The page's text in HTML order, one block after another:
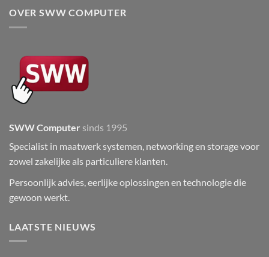
OVER SWW COMPUTER
SWW Computer sinds 1995
Specialist in maatwerk systemen, networking en storage voor
zowel zakelijke als particuliere klanten.
Persoonlijk advies, eerlijke oplossingen en technologie die
gewoon werkt.
LAATSTE NIEUWS